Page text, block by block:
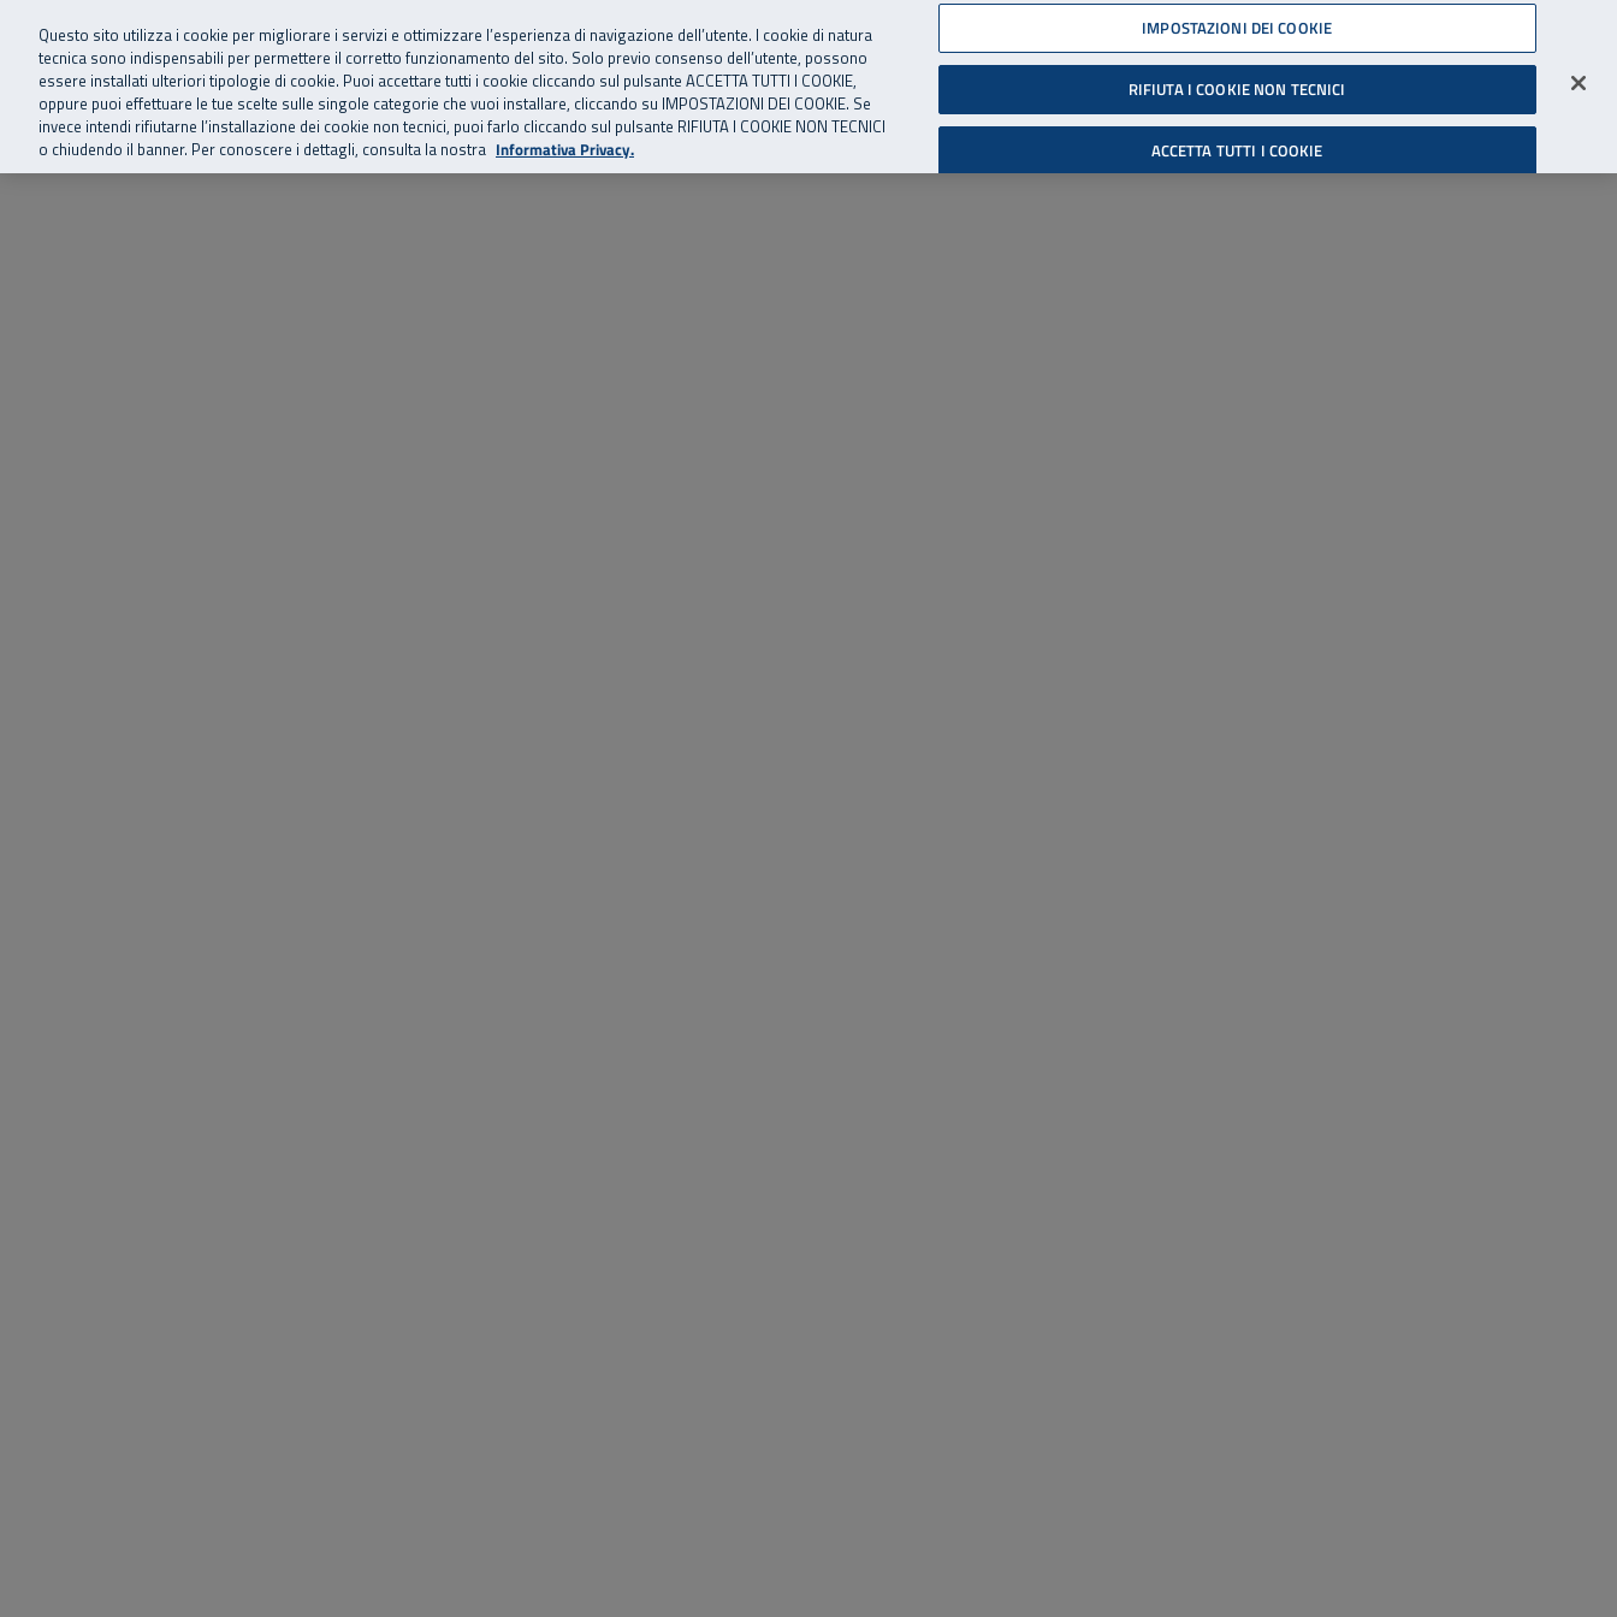
Vai al menu principale
Vai al contenuto principale
Vai al Footer 06 45539607
SuperAbile - il Contact Center Inail per il mondo della disabilità
Home Chi siamo Storie, news ed eventi Risorse utili Supporto Accessibilità
Cerca
Accedi all'area riservata
Questo sito utilizza i cookie per migliorare i servizi e ottimizzare l’esperienza di navigazione dell’utente. I cookie di natura
tecnica sono indispensabili per permettere il corretto funzionamento del sito. Solo previo consenso dell’utente, possono
essere installati ulteriori tipologie di cookie. Puoi accettare tutti i cookie cliccando sul pulsante ACCETTA TUTTI I COOKIE,
oppure puoi effettuare le tue scelte sulle singole categorie che vuoi installare, cliccando su IMPOSTAZIONI DEI COOKIE. Se
invece intendi rifiutarne l’installazione dei cookie non tecnici, puoi farlo cliccando sul pulsante RIFIUTA I COOKIE NON TECNICI
o chiudendo il banner. Per conoscere i dettagli, consulta la nostra Informativa Privacy.
IMPOSTAZIONI DEI COOKIE
RIFIUTA I COOKIE NON TECNICI
ACCETTA TUTTI I COOKIE